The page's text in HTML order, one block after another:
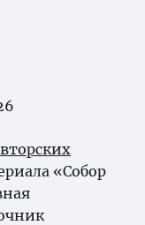
«Собор